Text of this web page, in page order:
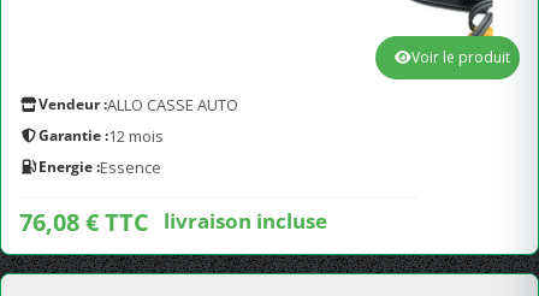
Vendeur :ALLO CASSE AUTO
Garantie :12 mois
Energie :Essence
76,08 € TTC livraison incluse
Voir le produit